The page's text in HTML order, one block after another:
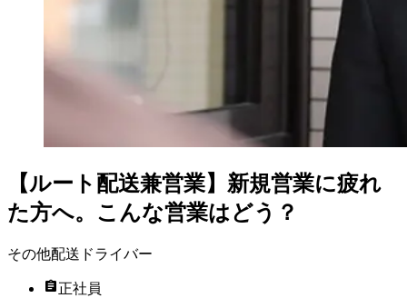
【ルート配送兼営業】新規営業に疲れ
た方へ。こんな営業はどう？
その他配送ドライバー
正社員